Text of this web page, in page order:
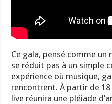
Ce gala, pensé comme
se réduit pas à un simple
expérience où musique,
rencontrent. À partir de
live réunira une pléiade